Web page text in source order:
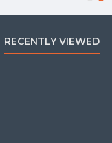
RECENTLY VIEWED